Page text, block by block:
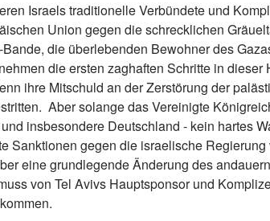
Israels traditionelle Verbündete und
Union gegen die schrecklichen
die überlebenden Bewohner des
die ersten zaghaften Schritte in dieser
ihre Mitschuld an der Zerstörung der
Aber solange das Vereinigte
insbesondere Deutschland - kein hartes
Sanktionen gegen die israelische
eine grundlegende Änderung des
von Tel Avivs Hauptsponsor und